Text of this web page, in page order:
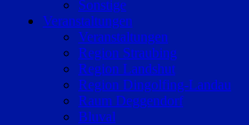
Sonstige
Veranstaltungen
Veranstaltungen
Region Straubing
Region Landshut
Region Dingolfing-Landau
Raum Deggendorf
Bluval